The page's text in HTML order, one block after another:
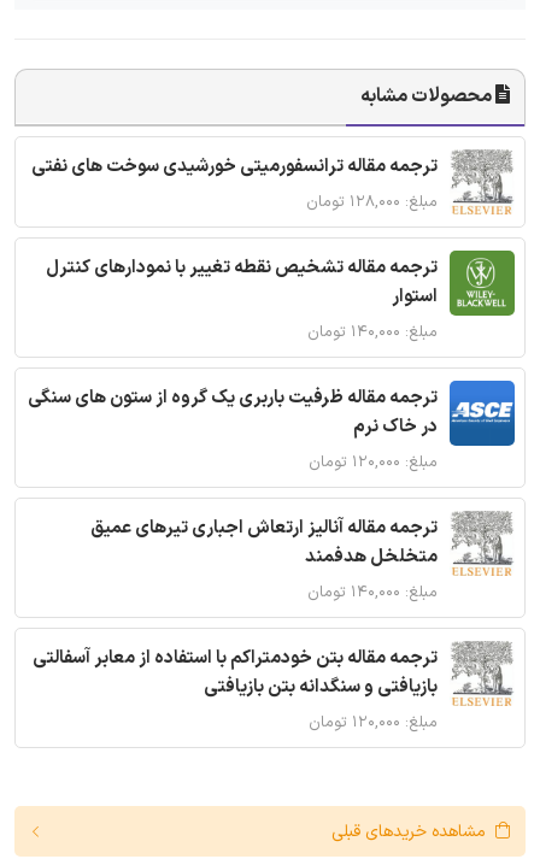
محصولات مشابه
ترجمه مقاله ترانسفورمیتی خورشیدی سوخت های نفتی
مبلغ: ۱۲۸,۰۰۰ تومان
ترجمه مقاله تشخیص نقطه تغییر با نمودارهای کنترل
استوار
مبلغ: ۱۴۰,۰۰۰ تومان
ترجمه مقاله ظرفیت باربری یک گروه از ستون های سنگی
در خاک نرم
مبلغ: ۱۲۰,۰۰۰ تومان
ترجمه مقاله آنالیز ارتعاش اجباری تیرهای عمیق
متخلخل هدفمند
مبلغ: ۱۴۰,۰۰۰ تومان
ترجمه مقاله بتن خودمتراکم با استفاده از معابر آسفالتی
بازیافتی و سنگدانه بتن بازیافتی
مبلغ: ۱۲۰,۰۰۰ تومان
مشاهده خریدهای قبلی